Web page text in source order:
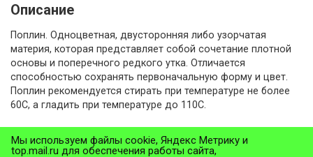
Описание
Поплин. Одноцветная, двусторонняя либо узорчатая
материя, которая представляет собой сочетание плотной
основы и поперечного редкого утка. Отличается
способностью сохранять первоначальную форму и цвет.
Поплин рекомендуется стирать при температуре не более
60С, а гладить при температуре до 110С.
Назад в раздел
Мы используем файлы cookie, Яндекс Метрику и
top.mail.ru для обеспечения работы сайта,